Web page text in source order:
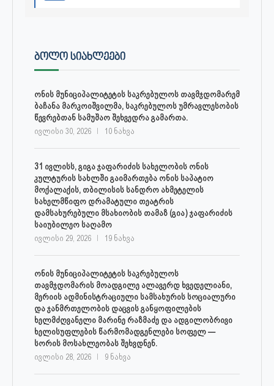
ᲑᲝᲚᲝ ᲡᲘᲐᲮᲚᲔᲔᲑᲘ
ონის მუნიციპალიტეტის საკრებულოს თავმჯდომარემ
ბაჩანა მარკოიშვილმა, საკრებულოს უმრავლესობის
წევრებთან სამუშაო შეხვედრა გამართა.
ივლისი 30, 2026 10 ნახვა
31 ივლისს, გიგა ჯაფარიძის სახელობის ონის
კულტურის სახლში გაიმართება ონის საპატიო
მოქალაქის, თბილისის სანდრო ახმეტელის
სახელმწიფო დრამატული თეატრის
დამსახურებული მსახიობის თამაზ (გია) ჯაფარიძის
საიუბილეო საღამო
ივლისი 29, 2026 19 ნახვა
ონის მუნიციპალიტეტის საკრებულოს
თავმჯდომარის მოადგილე ალავერდ ხვედელიანი,
მერიის ადმინისტრაციული სამსახურის სოციალური
და ჯანმრთელობის დაცვის განყოფილების
ხელმძღვანელი მარინე რაზმაძე და ადგილობრივი
ხელისუფლების წარმომადგენლები სოფელ —
სორის მოსახლეობას შეხვდნენ.
ივლისი 28, 2026 9 ნახვა